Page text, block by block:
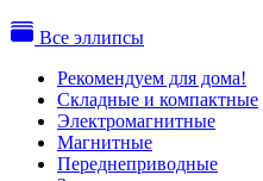
Все эллипсы
Рекомендуем для дома!
Складные и компактные
Электромагнитные
Магнитные
Переднеприводные